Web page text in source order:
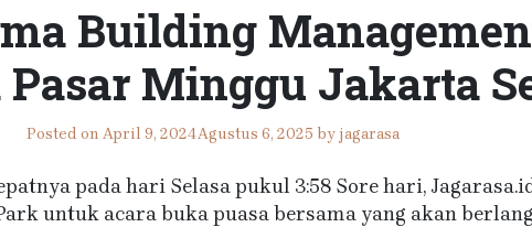
Building
Minggu Jakarta
Posted on April 9, 2024Agustus 6, 2025 by jagarasa
pada hari Selasa pukul 3:58 Sore hari,
untuk acara buka puasa bersama yang akan